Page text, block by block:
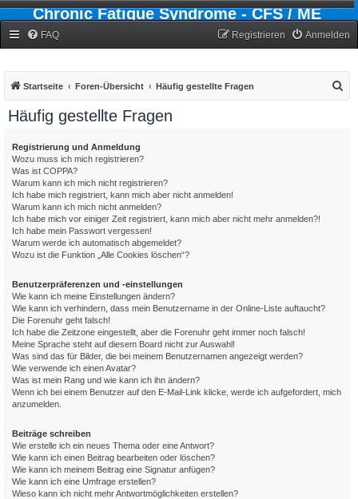
Chronic Fatigue Syndrome - CFS / ME
FAQ Anmelden
Registrieren
Startseite Foren-Übersicht Häufig gestellte Fragen
Häufig gestellte Fragen
Registrierung und Anmeldung
Wozu muss ich mich registrieren?
Was ist COPPA?
Warum kann ich mich nicht registrieren?
Ich habe mich registriert, kann mich aber nicht anmelden!
Warum kann ich mich nicht anmelden?
Ich habe mich vor einiger Zeit registriert, kann mich aber nicht mehr anmelden?!
Ich habe mein Passwort vergessen!
Warum werde ich automatisch abgemeldet?
Wozu ist die Funktion „Alle Cookies löschen“?
Benutzerpräferenzen und -einstellungen
Wie kann ich meine Einstellungen ändern?
Wie kann ich verhindern, dass mein Benutzername in der Online-Liste auftaucht?
Die Forenuhr geht falsch!
Ich habe die Zeitzone eingestellt, aber die Forenuhr geht immer noch falsch!
Meine Sprache steht auf diesem Board nicht zur Auswahl!
Was sind das für Bilder, die bei meinem Benutzernamen angezeigt werden?
Wie verwende ich einen Avatar?
Was ist mein Rang und wie kann ich ihn ändern?
Wenn ich bei einem Benutzer auf den E-Mail-Link klicke, werde ich aufgefordert, mich
anzumelden.
Beiträge schreiben
Wie erstelle ich ein neues Thema oder eine Antwort?
Wie kann ich einen Beitrag bearbeiten oder löschen?
Wie kann ich meinem Beitrag eine Signatur anfügen?
Wie kann ich eine Umfrage erstellen?
Wieso kann ich nicht mehr Antwortmöglichkeiten erstellen?